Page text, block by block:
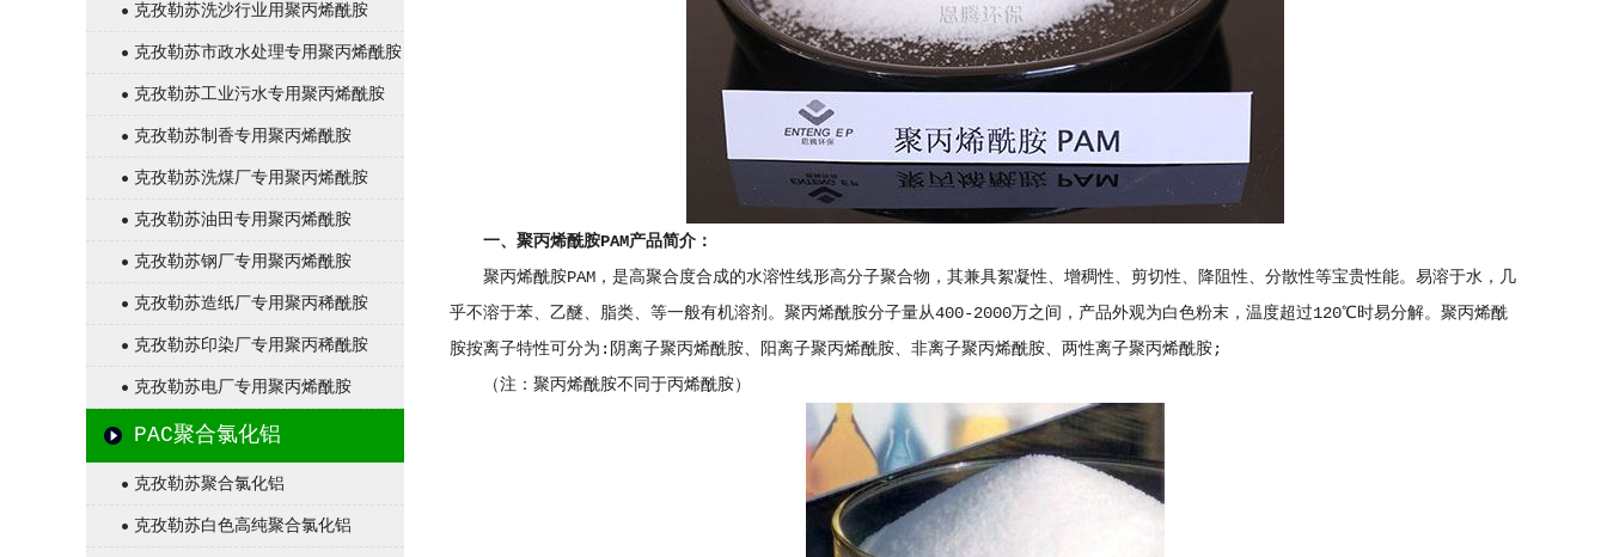
克孜勒苏洗沙行业用聚丙烯酰胺
克孜勒苏市政水处理专用聚丙烯酰胺
克孜勒苏工业污水专用聚丙烯酰胺
克孜勒苏制香专用聚丙烯酰胺
克孜勒苏洗煤厂专用聚丙烯酰胺
克孜勒苏油田专用聚丙烯酰胺
克孜勒苏钢厂专用聚丙烯酰胺
克孜勒苏造纸厂专用聚丙稀酰胺
克孜勒苏印染厂专用聚丙稀酰胺
克孜勒苏电厂专用聚丙烯酰胺
PAC聚合氯化铝
克孜勒苏聚合氯化铝
克孜勒苏白色高纯聚合氯化铝
一、聚丙烯酰胺PAM产品简介：
聚丙烯酰胺PAM，是高聚合度合成的水溶性线形高分子聚合物，其兼具絮凝性、增稠性、剪切性、降阻性、分散性等宝贵性能。易溶于水，几
乎不溶于苯、乙醚、脂类、等一般有机溶剂。聚丙烯酰胺分子量从400-2000万之间，产品外观为白色粉末，温度超过120℃时易分解。聚丙烯酰
胺按离子特性可分为:阴离子聚丙烯酰胺、阳离子聚丙烯酰胺、非离子聚丙烯酰胺、两性离子聚丙烯酰胺;
（注：聚丙烯酰胺不同于丙烯酰胺）